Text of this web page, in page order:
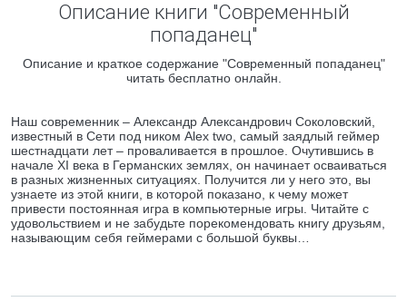
Описание книги "Современный
попаданец"
Описание и краткое содержание "Современный попаданец"
читать бесплатно онлайн.
Наш современник – Александр Александрович Соколовский,
известный в Сети под ником Alex two, самый заядлый геймер
шестнадцати лет – проваливается в прошлое. Очутившись в
начале XI века в Германских землях, он начинает осваиваться
в разных жизненных ситуациях. Получится ли у него это, вы
узнаете из этой книги, в которой показано, к чему может
привести постоянная игра в компьютерные игры. Читайте с
удовольствием и не забудьте порекомендовать книгу друзьям,
называющим себя геймерами с большой буквы…